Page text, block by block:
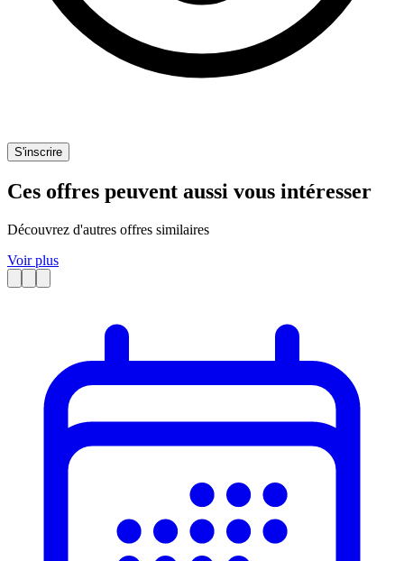
S'inscrire
Ces offres peuvent aussi vous intéresser
Découvrez d'autres offres similaires
Voir plus